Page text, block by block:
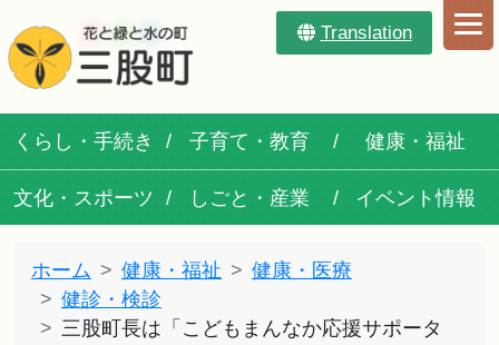
Translation
くらし・手続き 子育て・教育 健康・福祉
文化・スポーツ しごと・産業 イベント情報
ホーム 健康・福祉
健康・医療
健診・検診
三股町長は「こどもまんなか応援サポータ